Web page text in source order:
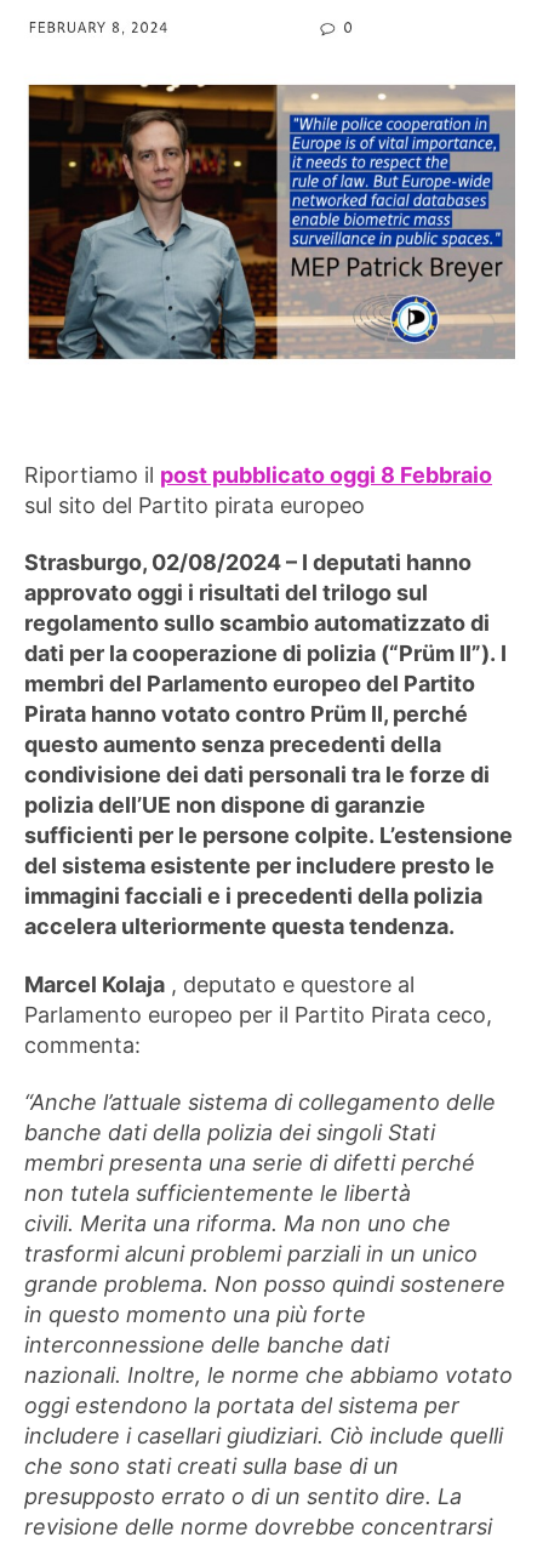
Riportiamo il post pubblicato oggi 8 Febbraio
sul sito del Partito pirata europeo
Strasburgo, 02/08/2024 – I deputati hanno
approvato oggi i risultati del trilogo sul
regolamento sullo scambio automatizzato di
dati per la cooperazione di polizia (“Prüm II”). I
membri del Parlamento europeo del Partito
Pirata hanno votato contro Prüm II, perché
questo aumento senza precedenti della
condivisione dei dati personali tra le forze di
polizia dell’UE non dispone di garanzie
sufficienti per le persone colpite. L’estensione
del sistema esistente per includere presto le
immagini facciali e i precedenti della polizia
accelera ulteriormente questa tendenza.
Marcel Kolaja , deputato e questore al
Parlamento europeo per il Partito Pirata ceco,
commenta:
“Anche l’attuale sistema di collegamento delle
banche dati della polizia dei singoli Stati
membri presenta una serie di difetti perché
non tutela sufficientemente le libertà
civili. Merita una riforma. Ma non uno che
trasformi alcuni problemi parziali in un unico
grande problema. Non posso quindi sostenere
in questo momento una più forte
interconnessione delle banche dati
nazionali. Inoltre, le norme che abbiamo votato
oggi estendono la portata del sistema per
includere i casellari giudiziari. Ciò include quelli
che sono stati creati sulla base di un
presupposto errato o di un sentito dire. La
revisione delle norme dovrebbe concentrarsi